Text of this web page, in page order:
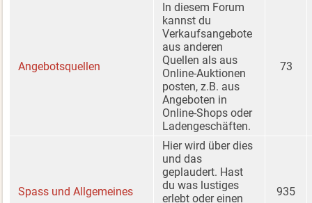
Angebotsquellen
In diesem Forum
kannst du
Verkaufsangebote
aus anderen
Quellen als aus
Online-Auktionen
posten, z.B. aus
Angeboten in
Online-Shops oder
Ladengeschäften.
73
Spass und Allgemeines
Hier wird über dies
und das
geplaudert. Hast
du was lustiges
erlebt oder einen
935